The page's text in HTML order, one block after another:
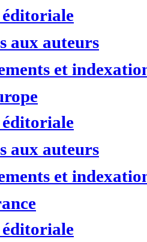
aux auteurs
et
aux auteurs
et